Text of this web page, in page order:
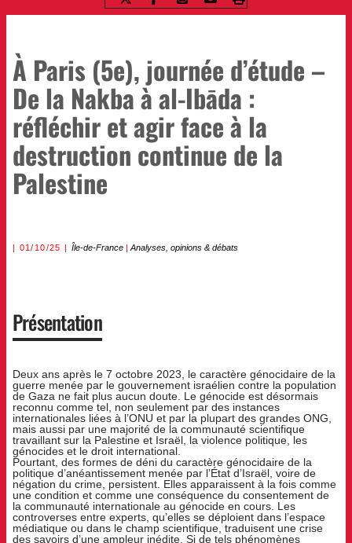
À Paris (5e), journée d’étude –
De la Nakba à al-Ibāda :
réfléchir et agir face à la
destruction continue de la
Palestine
01/10/25 Île-de-France| Analyses, opinions & débats
Présentation
Deux ans après le 7 octobre 2023, le caractère génocidaire de la
guerre menée par le gouvernement israélien contre la population
de Gaza ne fait plus aucun doute. Le génocide est désormais
reconnu comme tel, non seulement par des instances
internationales liées à l’ONU et par la plupart des grandes ONG,
mais aussi par une majorité de la communauté scientifique
travaillant sur la Palestine et Israël, la violence politique, les
génocides et le droit international.
Pourtant, des formes de déni du caractère génocidaire de la
politique d’anéantissement menée par l’État d’Israël, voire de
négation du crime, persistent. Elles apparaissent à la fois comme
une condition et comme une conséquence du consentement de
la communauté internationale au génocide en cours. Les
controverses entre experts, qu’elles se déploient dans l’espace
médiatique ou dans le champ scientifique, traduisent une crise
des savoirs d’une ampleur inédite. Si de tels phénomènes